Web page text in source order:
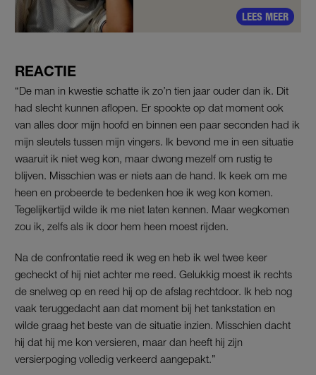
LEES MEER
REACTIE
“De man in kwestie schatte ik zo’n tien jaar ouder dan ik. Dit
had slecht kunnen aflopen. Er spookte op dat moment ook
van alles door mijn hoofd en binnen een paar seconden had ik
mijn sleutels tussen mijn vingers. Ik bevond me in een situatie
waaruit ik niet weg kon, maar dwong mezelf om rustig te
blijven. Misschien was er niets aan de hand. Ik keek om me
heen en probeerde te bedenken hoe ik weg kon komen.
Tegelijkertijd wilde ik me niet laten kennen. Maar wegkomen
zou ik, zelfs als ik door hem heen moest rijden.
Na de confrontatie reed ik weg en heb ik wel twee keer
gecheckt of hij niet achter me reed. Gelukkig moest ik rechts
de snelweg op en reed hij op de afslag rechtdoor. Ik heb nog
vaak teruggedacht aan dat moment bij het tankstation en
wilde graag het beste van de situatie inzien. Misschien dacht
hij dat hij me kon versieren, maar dan heeft hij zijn
versierpoging volledig verkeerd aangepakt.”